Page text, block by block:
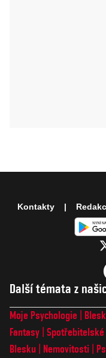
Další témata z
Moje Psychologie
Fantasy
Blesku
Nemovitosti
Kontakty